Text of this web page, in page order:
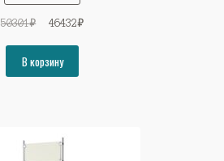
50301₽
Первоначальная
составляла
50301₽.
46432₽Текущая
В корзину